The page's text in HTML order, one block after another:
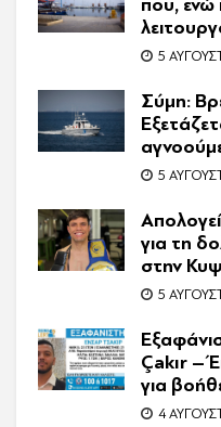
πελάτες
5
Σύμη:
5
για τη
στην
γίνει
5
Çakır –
για
4